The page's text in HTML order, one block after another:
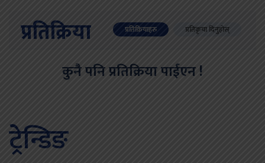
प्रतिक्रिया प्रतिक्रियाहरु प्रतिकृया दिनुहोस्
कुनै पनि प्रतिक्रिया पाईएन !
ट्रेन्डिङ